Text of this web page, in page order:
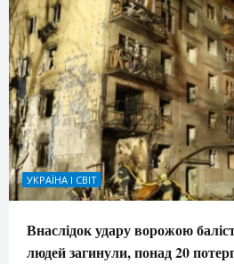
УКРАЇНА І СВІТ
Внаслідок удару ворожою
людей загинули, понад 20